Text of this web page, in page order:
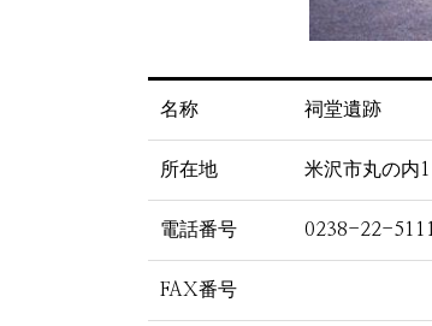
名称 祠堂遺跡
所在地 米沢市丸の内1
電話番号 0238-22-5111
FAX番号